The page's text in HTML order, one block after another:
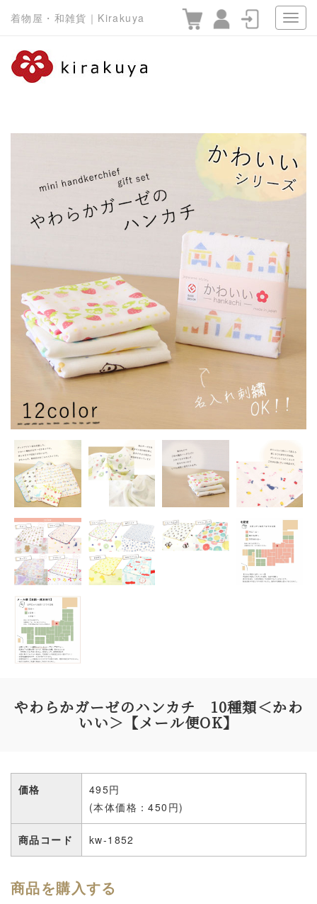
着物屋・和雑貨｜Kirakuya
やわらかガーゼのハンカチ 10種類＜かわ
いい＞【メール便OK】
価格
495円
(本体価格：450円)
商品コード kw-1852
商品を購入する